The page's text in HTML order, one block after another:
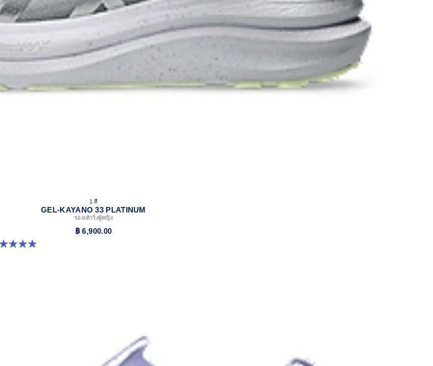
1 สี
GEL-KAYANO 33 PLATINUM
รองเท้าวิ่งผู้หญิง
฿ 6,900.00